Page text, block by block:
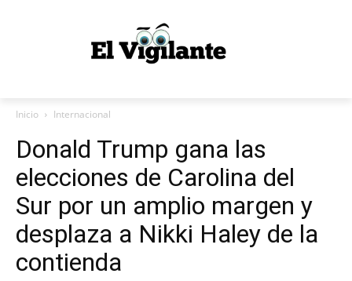
Inicio Internacional
Donald Trump gana las
elecciones de Carolina del
Sur por un amplio margen y
desplaza a Nikki Haley de la
contienda